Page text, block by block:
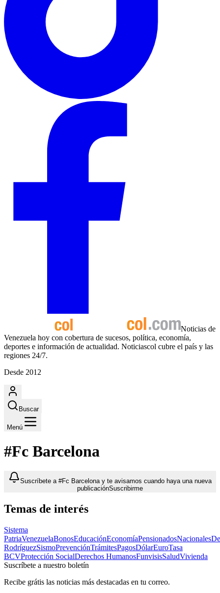
Noticias de
Venezuela hoy con cobertura de sucesos, política, economía,
deportes e información de actualidad. Noticiascol cubre el país y las
regiones 24/7.
Desde 2012
Buscar
Menú
#Fc Barcelona
Suscríbete a #Fc Barcelona y te avisamos cuando haya una nueva
publicaciónSuscribirme
Temas de interés
Sistema
PatriaVenezuelaBonosEducaciónEconomíaPensionadosNacionales
RodríguezSismoPrevenciónTrámitesPagosDólarEuroTasa
BCVProtección SocialDerechos HumanosFunvisisSaludVivienda
Suscríbete a nuestro boletín
Recibe grátis las noticias más destacadas en tu correo.